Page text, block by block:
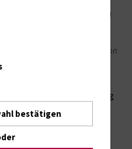
(Dotierung 20.000,- CHF)
Hüftgelenkersatz.
Analyse von Range of Motion
Gesellschaft für
Chirurgie 2006 (Dotierung
Mittelmeier W, Schmitz KP,
bestätigen